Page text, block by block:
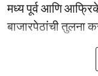
मध्य पूर्व आणि
बाजारपेठांची तुलना